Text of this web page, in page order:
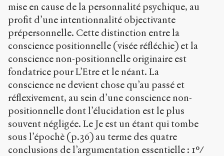
mise en cause de la personnalité psychique, au
profit d’une intentionnalité objectivante
prépersonnelle. Cette distinction entre la
conscience positionnelle (visée réfléchie) et la
conscience non-positionnelle originaire est
fondatrice pour L’Etre et le néant. La
conscience ne devient chose qu’au passé et
réflexivement, au sein d’une conscience non-
positionnelle dont l’élucidation est le plus
souvent négligée. Le Je est un étant qui tombe
sous l’épochè (p.36) au terme des quatre
conclusions de l’argumentation essentielle : 1°/